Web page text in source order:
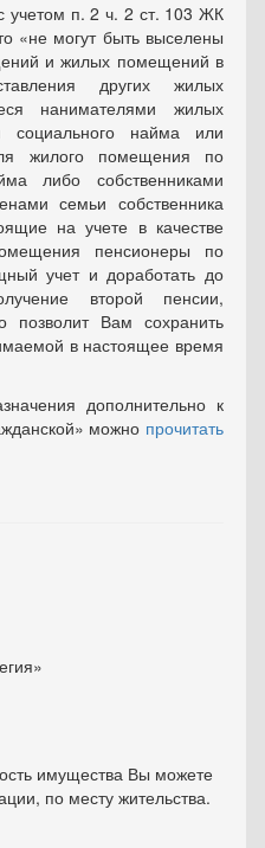
учетом п. 2 ч. 2 ст. 103 ЖК
«не могут быть выселены
и жилых помещений в
других жилых
нанимателями жилых
найма или
жилого помещения по
либо собственниками
семьи собственника
на учете в качестве
пенсионеры по
учет и доработать до
второй пенсии,
позволит Вам сохранить
в настоящее время
дополнительно к
можно прочитать
имущества Вы можете
по месту жительства.